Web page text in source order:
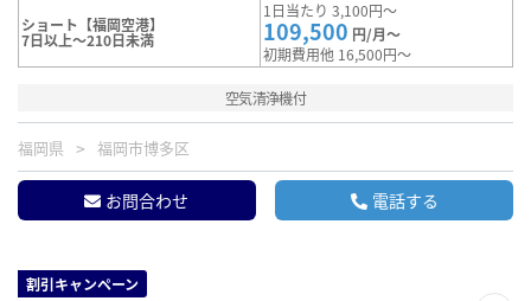
ショート【福岡空港】
7日以上～210日未満
1日当たり 3,100円～
109,500 円/月～
初期費用他 16,500円～
空気清浄機付
福岡県 福岡市博多区
お問合わせ 電話する
割引キャンペーン